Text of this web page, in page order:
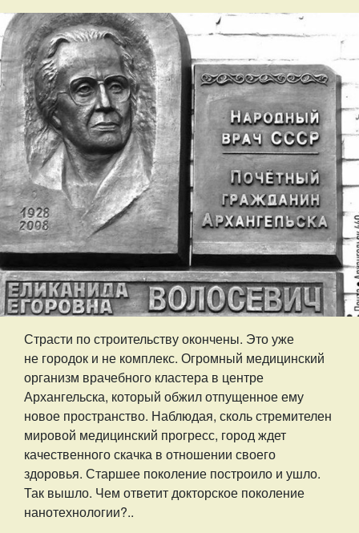
Страсти по строительству окончены. Это уже
не городок и не комплекс. Огромный медицинский
организм врачебного кластера в центре
Архангельска, который обжил отпущенное ему
новое пространство. Наблюдая, сколь стремителен
мировой медицинский прогресс, город ждет
качественного скачка в отношении своего
здоровья. Старшее поколение построило и ушло.
Так вышло. Чем ответит докторское поколение
нанотехнологии?..